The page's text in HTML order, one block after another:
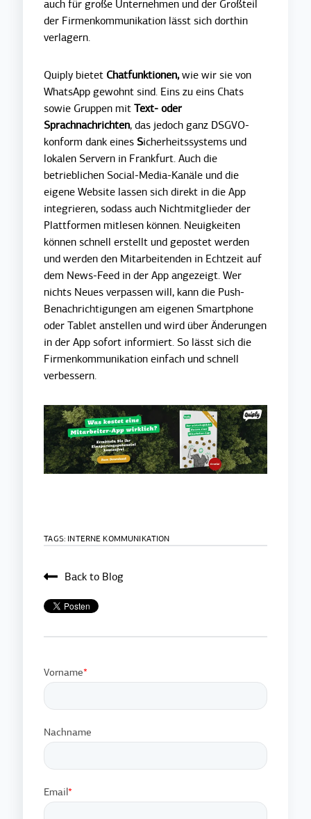
auch für große Unternehmen und der Großteil
der Firmenkommunikation lässt sich dorthin
verlagern.
Quiply bietet Chatfunktionen,wie wir sie von
WhatsApp gewohnt sind. Eins zu eins Chats
sowie Gruppen mitText- oder
Sprachnachrichten, das jedoch ganz DSGVO-
konform dank eines Sicherheitssystems und
lokalen Servern in Frankfurt. Auch die
betrieblichen Social-Media-Kanäle und die
eigene Website lassen sich direkt in die App
integrieren, sodass auch Nichtmitglieder der
Plattformen mitlesen können. Neuigkeiten
können schnell erstellt und gepostet werden
und werden den Mitarbeitenden in Echtzeit auf
dem News-Feed in der App angezeigt. Wer
nichts Neues verpassen will, kann die Push-
Benachrichtigungen am eigenen Smartphone
oder Tablet anstellen und wird über Änderungen
in der App sofort informiert. So lässt sich die
Firmenkommunikation einfach und schnell
verbessern.
TAGS: INTERNE KOMMUNIKATION
Back to Blog
Vorname*
Nachname
Email*